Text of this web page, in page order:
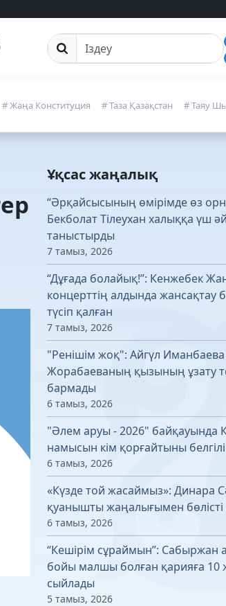
Сайттан іздеу
# Жаңа Конституция # Таза Қазақстан # Таяу
Ұқсас жаңалық
“Әрқайсысының өмірімде өз
Бекболат Тілеухан халыққа үш
таныстырды
7 тамыз, 2026
“Дұғада болайық!”: Кенжебек
концерттің алдында жансақтау
түсіп қалған
7 тамыз, 2026
"Ренішім жоқ": Айгүл
Жорабаеваның қызының ұзату
бармады
6 тамыз, 2026
"Әлем аруы - 2026" байқауында
намысын кім қорғайтыны
6 тамыз, 2026
«Күзде той жасаймыз»: Динара
қуанышты жаңалығымен
6 тамыз, 2026
“Кешірім сұраймын”: Сабыржан
бойы малшы болған қарияға 10
сыйлады
5 тамыз, 2026